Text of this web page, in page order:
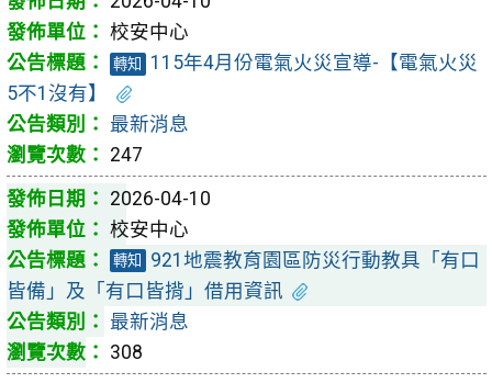
校安中心
轉知
115年4月份電氣火災宣導-【電氣火災
5不1沒有】
最新消息
247
2026-04-10
校安中心
轉知
921地震教育園區防災行動教具「有口
皆備」及「有口皆揹」借用資訊
最新消息
308